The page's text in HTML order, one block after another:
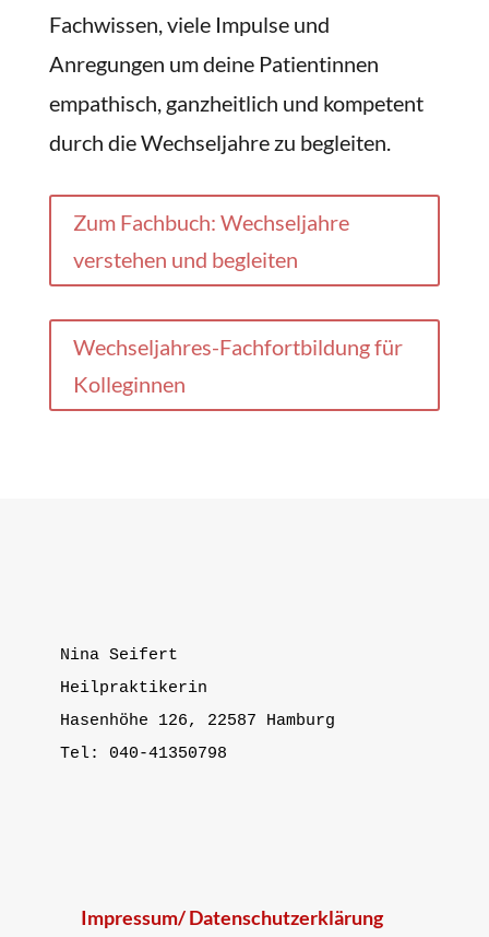
Fachwissen, viele Impulse und
Anregungen um deine Patientinnen
empathisch, ganzheitlich und kompetent
durch die Wechseljahre zu begleiten.
Zum Fachbuch: Wechseljahre
verstehen und begleiten
Wechseljahres-Fachfortbildung für
Kolleginnen
Nina Seifert
Heilpraktikerin
Hasenhöhe 126, 22587 Hamburg
Tel: 040-41350798
Impressum/ Datenschutzerklärung